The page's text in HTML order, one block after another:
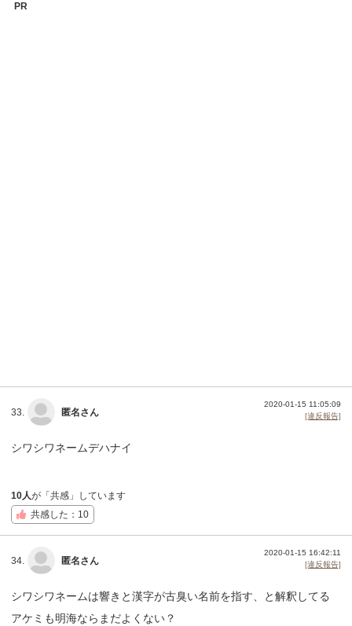
PR
33. 匿名さん
2020-01-15 11:05:09
[違反報告]
シワシワネームデハナイ
10人が「共感」しています
共感した：10
34. 匿名さん
2020-01-15 16:42:11
[違反報告]
シワシワネームは響きと漢字が古臭い名前を指す、と解釈してる
アケミも明海ならまだよくない？